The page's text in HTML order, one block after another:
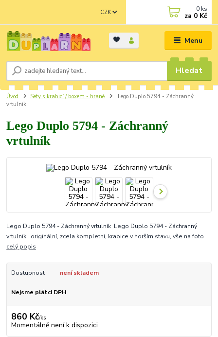
Menu
CZK
Hledat
0 ks
za 0 Kč
Úvod Sety s krabicí / boxem - hrané
Lego Duplo 5794 - Záchranný
vrtulník
Lego Duplo 5794 - Záchranný
vrtulník
Lego Duplo 5794 - Záchranný vrtulník Lego Duplo 5794 - Záchranný
vrtulník originální, zcela kompletní, krabice v horším stavu, vše na foto
celý popis
Dostupnost není skladem
Nejsme plátci DPH
860 Kč/ks
Momentálně není k dispozici